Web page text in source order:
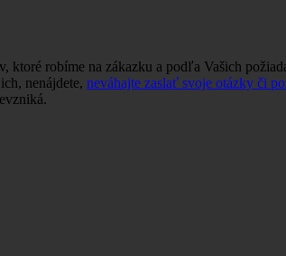
ktoré robíme na zákazku a podľa Vašich
nenájdete, neváhajte zaslať svoje otázky či